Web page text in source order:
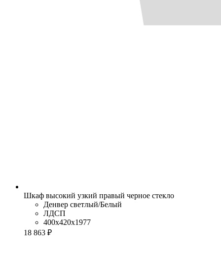
Шкаф высокий узкий правый черное стекло
Денвер светлый/Белый
ЛДСП
400x420x1977
18 863 ₽